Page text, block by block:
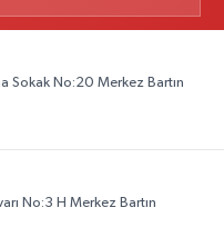
Sokak No:20 Merkez Bartın
No:3 H Merkez Bartın